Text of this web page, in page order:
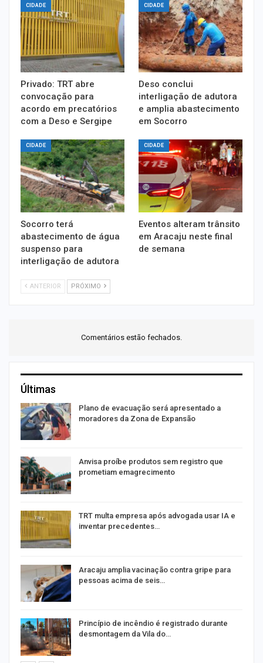
CIDADE
Privado: TRT abre
convocação para
acordo em precatórios
com a Deso e Sergipe
CIDADE
Deso conclui
interligação de adutora
e amplia abastecimento
em Socorro
CIDADE
Socorro terá
abastecimento de água
suspenso para
interligação de adutora
CIDADE
Eventos alteram trânsito
em Aracaju neste final
de semana
ANTERIOR PRÓXIMO
Comentários estão fechados.
Últimas
Plano de evacuação será apresentado a
moradores da Zona de Expansão
Anvisa proíbe produtos sem registro que
prometiam emagrecimento
TRT multa empresa após advogada usar IA e
inventar precedentes…
Aracaju amplia vacinação contra gripe para
pessoas acima de seis…
Princípio de incêndio é registrado durante
desmontagem da Vila do…